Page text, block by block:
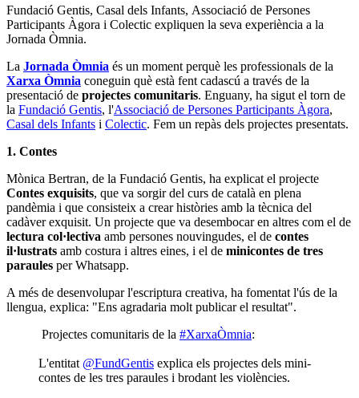
Fundació Gentis, Casal dels Infants, Associació de Persones
Participants Àgora i Colectic expliquen la seva experiència a la
Jornada Òmnia.
La Jornada Òmnia és un moment perquè les professionals de la
Xarxa Òmnia coneguin què està fent cadascú a través de la
presentació de projectes comunitaris. Enguany, ha sigut el torn de
la Fundació Gentis, l'Associació de Persones Participants Àgora,
Casal dels Infants i Colectic. Fem un repàs dels projectes presentats.
1. Contes
Mònica Bertran, de la Fundació Gentis, ha explicat el projecte
Contes exquisits, que va sorgir del curs de català en plena
pandèmia i que consisteix a crear històries amb la tècnica del
cadàver exquisit. Un projecte que va desembocar en altres com el de
lectura col·lectiva amb persones nouvingudes, el de contes
il·lustrats amb costura i altres eines, i el de minicontes de tres
paraules per Whatsapp.
A més de desenvolupar l'escriptura creativa, ha fomentat l'ús de la
llengua, explica: "Ens agradaria molt publicar el resultat".
Projectes comunitaris de la #XarxaÒmnia:
L'entitat @FundGentis explica els projectes dels mini-
contes de les tres paraules i brodant les violències.